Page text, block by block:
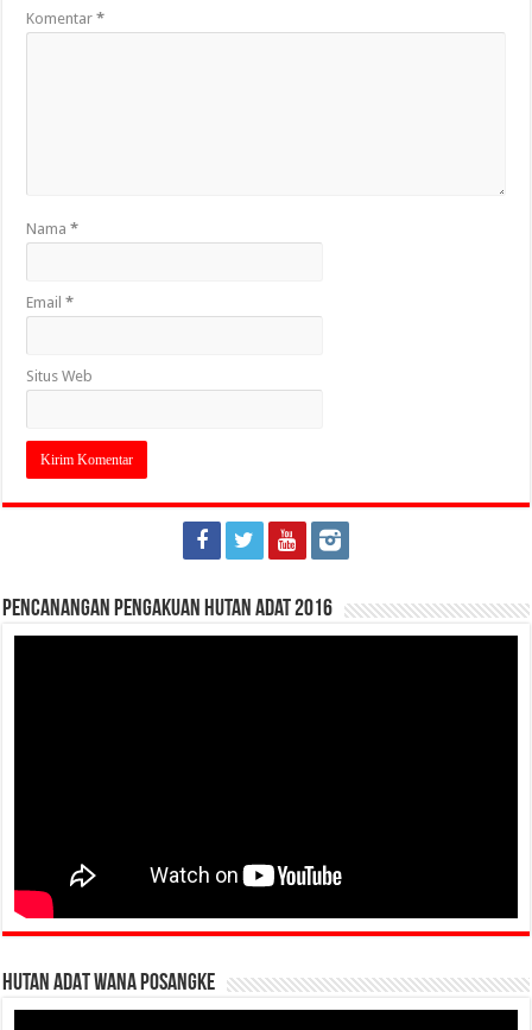
Komentar*
Nama*
Email*
Situs Web
Pencanangan Pengakuan Hutan Adat 2016
HUTAN ADAT WANA POSANGKE